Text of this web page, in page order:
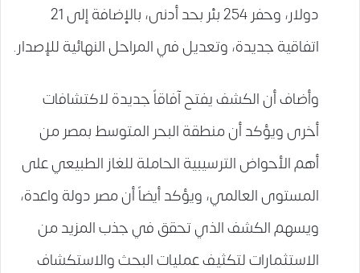
دولار، وحفر 254 بئر بحد أدنى، بالإضافة إلى 21
اتفاقية جديدة، وتعديل في المراحل النهائية للإصدار.
وأضاف أن الكشف يفتح آفاقاً جديدة لاكتشافات
أخرى ويؤكد أن منطقة البحر المتوسط بمصر من
أهم الأحواض الترسيبية الحاملة للغاز الطبيعي على
المستوى العالمي، ويؤكد أيضاً أن مصر دولة واعدة،
ويسهم الكشف الذي تحقق في جذب المزيد من
الاستثمارات لتكثيف عمليات البحث والاستكشاف